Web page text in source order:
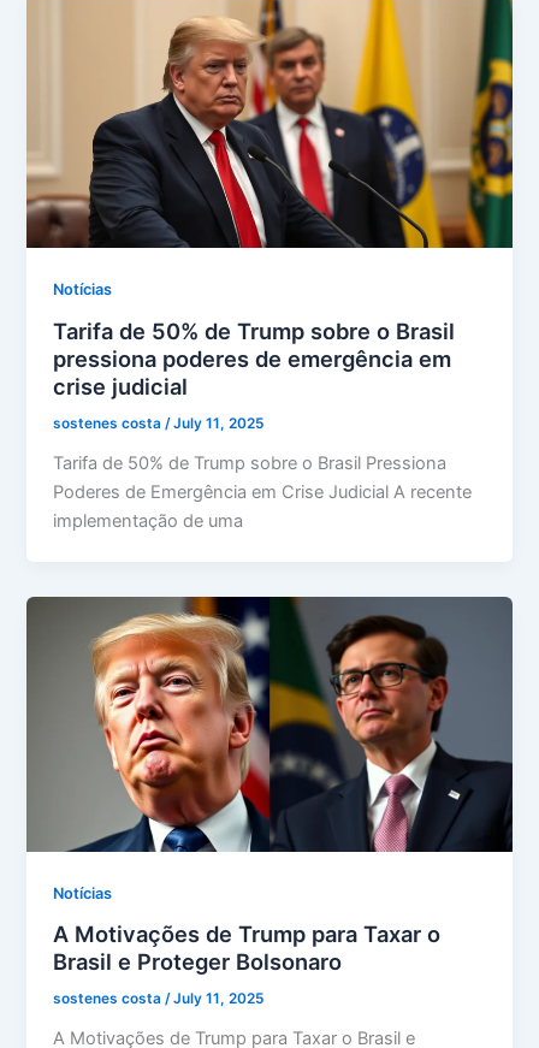
Notícias
Tarifa de 50% de Trump sobre o Brasil
pressiona poderes de emergência em
crise judicial
sostenes costa /July 11, 2025
Tarifa de 50% de Trump sobre o Brasil Pressiona
Poderes de Emergência em Crise Judicial A recente
implementação de uma
Notícias
A Motivações de Trump para Taxar o
Brasil e Proteger Bolsonaro
sostenes costa/July 11, 2025
A Motivações de Trump para Taxar o Brasil e